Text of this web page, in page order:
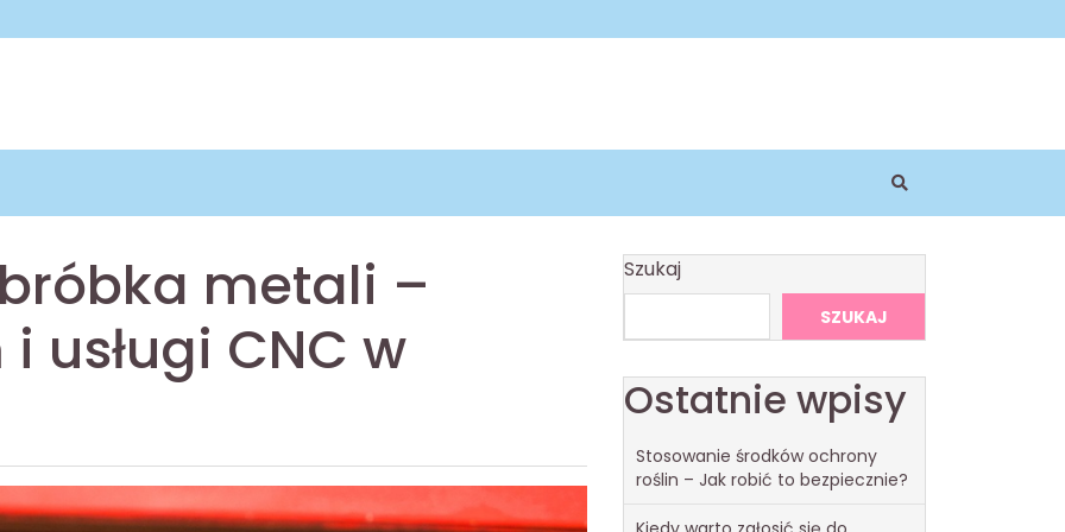
metali –
usługi CNC w
Szukaj
SZUKAJ
Ostatnie wpisy
Stosowanie środków ochrony
roślin – Jak robić to bezpiecznie?